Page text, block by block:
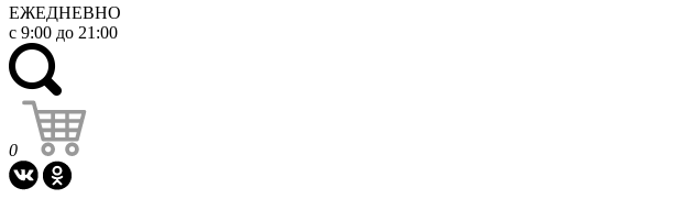
ЕЖЕДНЕВНО
с 9:00 до 21:00
0